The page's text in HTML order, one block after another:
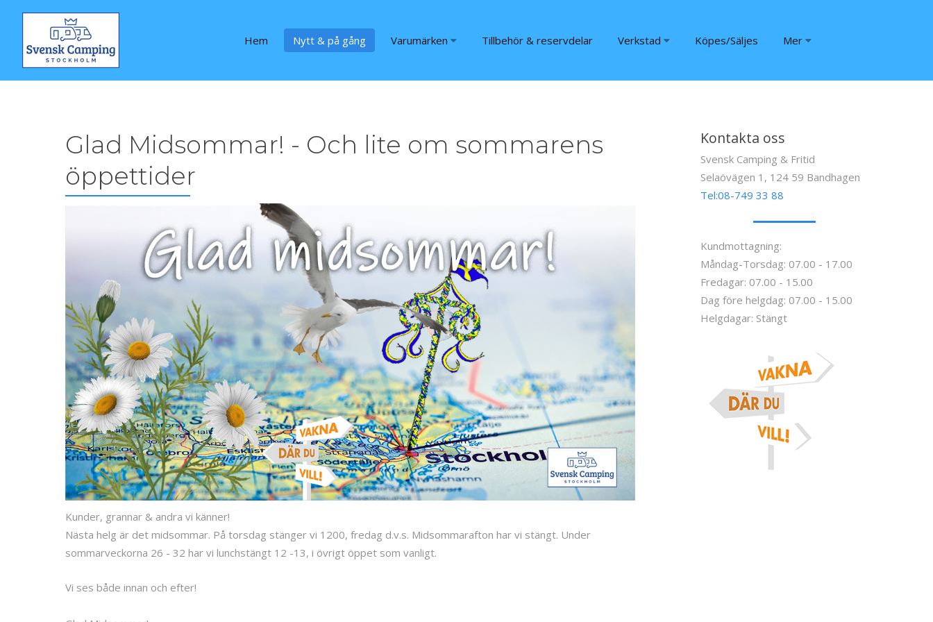
Hem Nytt & på gång Varumärken Tillbehör & reservdelar Verkstad Köpes/Säljes Mer
Kontakta oss
Svensk Camping & Fritid
Selaövägen 1, 124 59 Bandhagen
Tel:08-749 33 88
Kundmottagning:
Måndag-Torsdag: 07.00 - 17.00
Fredagar: 07.00 - 15.00
Dag före helgdag: 07.00 - 15.00
Helgdagar: Stängt
Glad Midsommar! - Och lite om sommarens
öppettider
Kunder, grannar & andra vi känner!
Nästa helg är det midsommar. På torsdag stänger vi 1200, fredag d.v.s. Midsommarafton har vi stängt. Under
sommarveckorna 26 - 32 har vi lunchstängt 12 -13, i övrigt öppet som vanligt.
Vi ses både innan och efter!